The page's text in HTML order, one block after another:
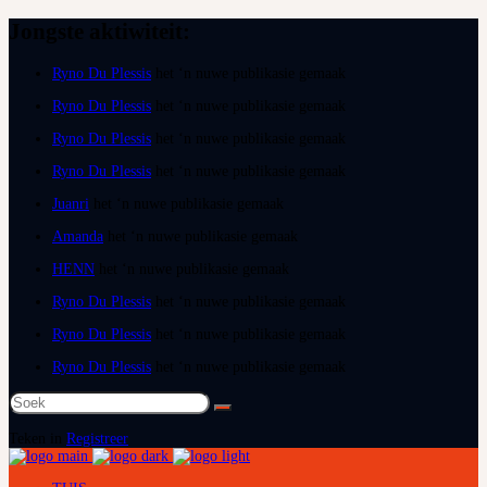
Ryno Du Plessis
Ryno Du Plessis
Ryno Du Plessis
Ryno Du Plessis
Juanri
Amanda
HENN
Ryno Du Plessis
Ryno Du Plessis
Ryno Du Plessis
Soek
na:
Registreer